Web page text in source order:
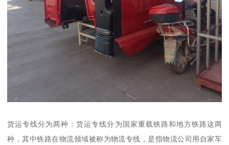
货运专线分为两种：货运专线分为国家重载铁路和地方铁路这两
种，其中铁路在物流领域被称为物流专线，是指物流公司用自家车